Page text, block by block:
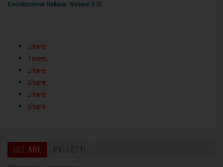
Costituzione Italiana
Votare 5 Sì
Share
Tweet
Share
Share
Share
Share
ULT. ART. PIÙ LETTI